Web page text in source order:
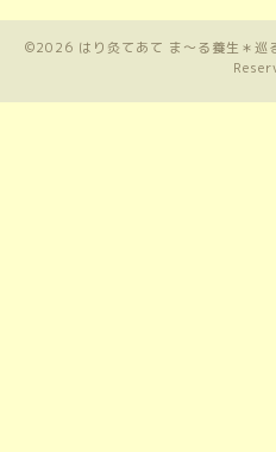
©2026 はり灸てあて ま〜る養生＊巡